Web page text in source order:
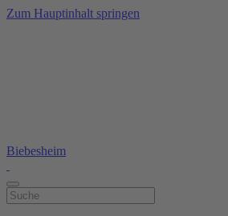
Zum Hauptinhalt springen
Biebesheim